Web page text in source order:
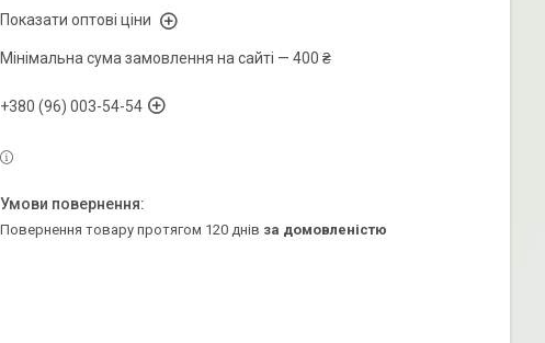
Показати оптові ціни
Мінімальна сума замовлення на сайті — 400 ₴
+380 (96) 003-54-54
повернення товару протягом 120 днів за домовленістю